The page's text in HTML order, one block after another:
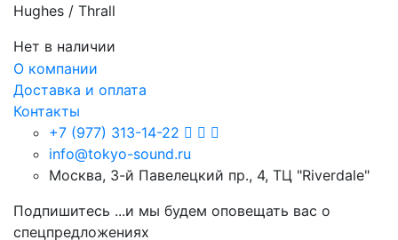
Hughes / Thrall
Нет в наличии
О компании
Доставка и оплата
Контакты
+7 (977) 313-14-22
info@tokyo-sound.ru
Москва, 3-й Павелецкий пр., 4, ТЦ "Riverdale"
Подпишитесь ...и мы будем оповещать вас о
спецпредложениях